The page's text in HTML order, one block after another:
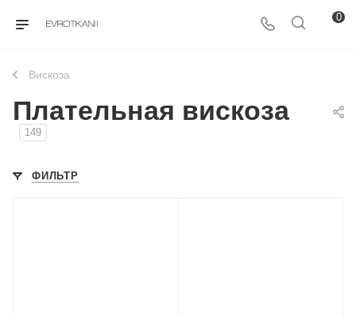
0
Вискоза
Плательная вискоза
149
ФИЛЬТР